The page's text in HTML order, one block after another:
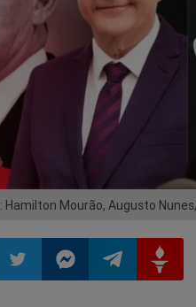
Mourão, Augusto